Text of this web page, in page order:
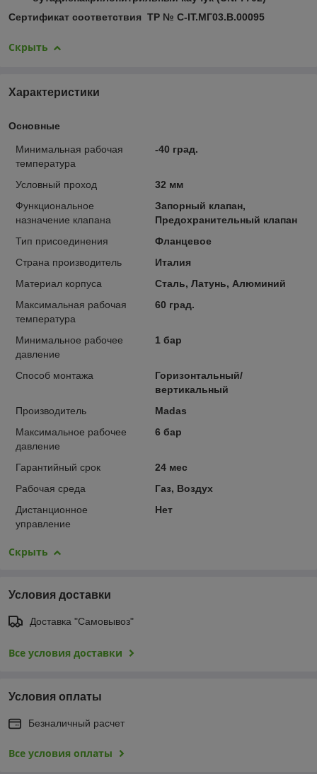
Сертификат соответствия TP № C-IT.МГ03.В.00095
Скрыть
Характеристики
Основные
Минимальная рабочая
температура
-40 град.
Условный проход
32 мм
Функциональное
назначение клапана
Запорный клапан,
Предохранительный клапан
Тип присоединения
Фланцевое
Страна производитель
Италия
Материал корпуса
Сталь, Латунь, Алюминий
Максимальная рабочая
температура
60 град.
Минимальное рабочее
давление
1 бар
Способ монтажа
Горизонтальный/
вертикальный
Производитель
Madas
Максимальное рабочее
давление
6 бар
Гарантийный срок
24 мес
Рабочая среда
Газ, Воздух
Дистанционное
управление
Нет
Скрыть
Условия доставки
Доставка "Самовывоз"
Все условия доставки
Условия оплаты
Безналичный расчет
Все условия оплаты